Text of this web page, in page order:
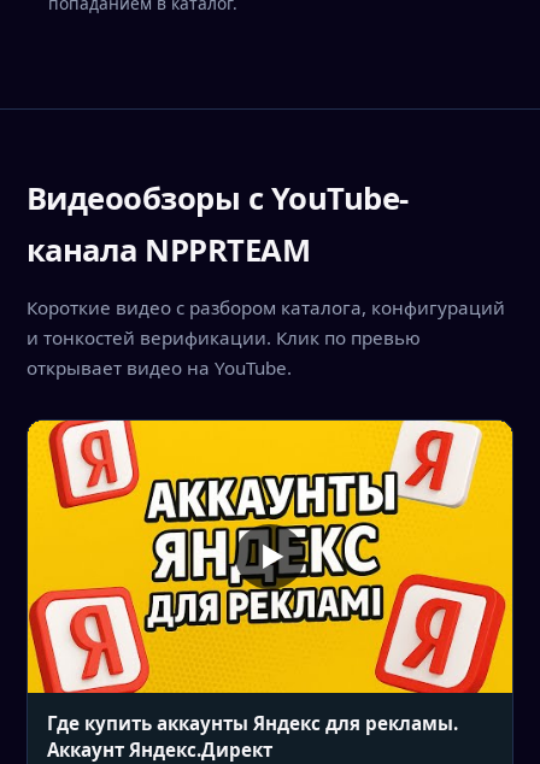
Видеообзоры с YouTube-
канала NPPRTEAM
Короткие видео с разбором каталога, конфигураций
и тонкостей верификации. Клик по превью
открывает видео на YouTube.
Где купить аккаунты Яндекс для рекламы.
Аккаунт Яндекс.Директ